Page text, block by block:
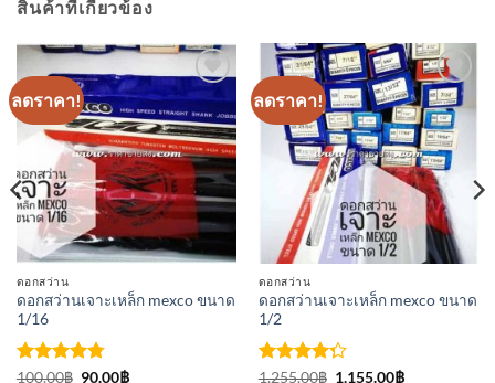
สินค้าที่เกี่ยวข้อง
ลดราคา!
เพิ่มเข้า
ใน
รายการ
ที่
ติดตาม
ดอกสว่าน
ดอกสว่านเจาะเหล็ก mexco ขนาด
1/16
ให้คะแนน
100.00฿ Original
90.00฿Current
ลดราคา!
เพิ่มเข้า
ใน
รายการ
ที่
ติดตาม
ดอกสว่าน
ดอกสว่านเจาะเหล็ก mexco ขนาด
1/2
ให้
1,255.00฿ Original
1,155.00฿Current